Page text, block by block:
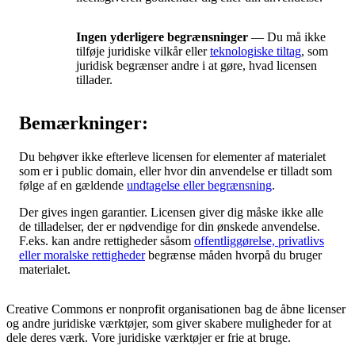
Ingen yderligere begrænsninger — Du må ikke
tilføje juridiske vilkår ellerteknologiske tiltag, som
juridisk begrænser andre i at gøre, hvad licensen
tillader.
Bemærkninger:
Du behøver ikke efterleve licensen for elementer af materialet
som er i public domain, eller hvor din anvendelse er tilladt som
følge af en gældende undtagelse eller begrænsning.
Der gives ingen garantier. Licensen giver dig måske ikke alle
de tilladelser, der er nødvendige for din ønskede anvendelse.
F.eks. kan andre rettigheder såsom offentliggørelse, privatlivs
eller moralske rettighederbegrænse måden hvorpå du bruger
materialet.
Creative Commons er nonprofit organisationen bag de åbne licenser
og andre juridiske værktøjer, som giver skabere muligheder for at
dele deres værk. Vore juridiske værktøjer er frie at bruge.